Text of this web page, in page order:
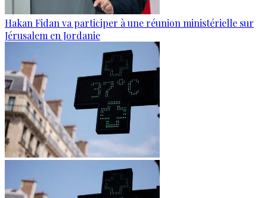
Hakan Fidan va participer à une réunion ministérielle sur
Jérusalem en Jordanie